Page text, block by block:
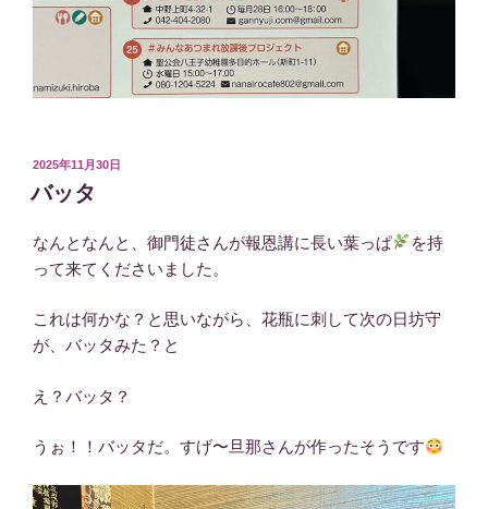
投
日:
2025年11月30日
バッタ
なんとなんと、御門徒さんが報恩講に長い葉っぱ
を持
って来てくださいました。
これは何かな？と思いながら、花瓶に刺して次の日坊守
が、バッタみた？と
え？バッタ？
うぉ！！バッタだ。すげ〜旦那さんが作ったそうです